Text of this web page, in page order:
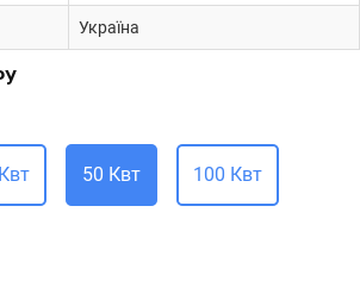
Україна
50 Квт 100 Квт